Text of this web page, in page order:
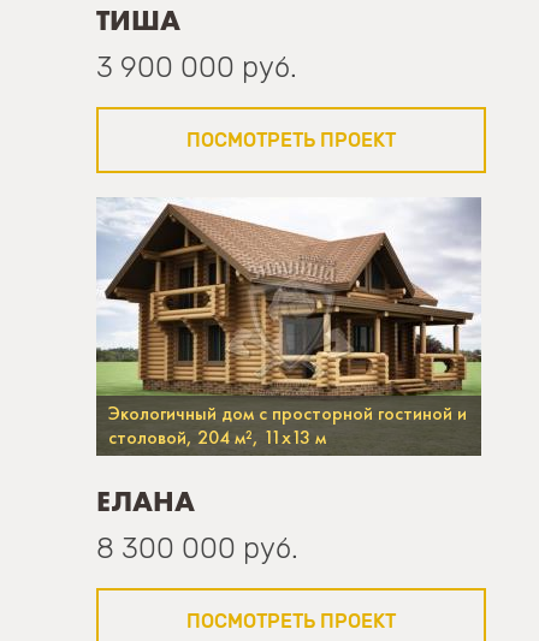
ТИША
3 900 000 руб.
ПОСМОТРЕТЬ ПРОЕКТ
Экологичный дом с просторной гостиной и
столовой, 204 м², 11х13 м
ЕЛАНА
8 300 000 руб.
ПОСМОТРЕТЬ ПРОЕКТ